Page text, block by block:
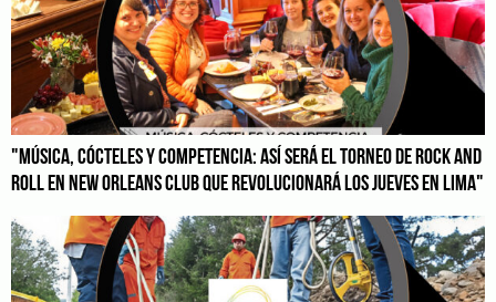
"MÚSICA, CÓCTELES Y COMPETENCIA: ASÍ SERÁ EL TORNEO DE ROCK AND
ROLL EN NEW ORLEANS CLUB QUE REVOLUCIONARÁ LOS JUEVES EN LIMA"